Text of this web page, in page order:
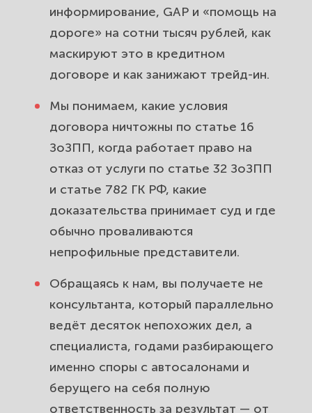
информирование, GAP и «помощь на
дороге» на сотни тысяч рублей, как
маскируют это в кредитном
договоре и как занижают трейд-ин.
Мы понимаем, какие условия
договора ничтожны по статье 16
ЗоЗПП, когда работает право на
отказ от услуги по статье 32 ЗоЗПП
и статье 782 ГК РФ, какие
доказательства принимает суд и где
обычно проваливаются
непрофильные представители.
Обращаясь к нам, вы получаете не
консультанта, который параллельно
ведёт десяток непохожих дел, а
специалиста, годами разбирающего
именно споры с автосалонами и
берущего на себя полную
ответственность за результат — от